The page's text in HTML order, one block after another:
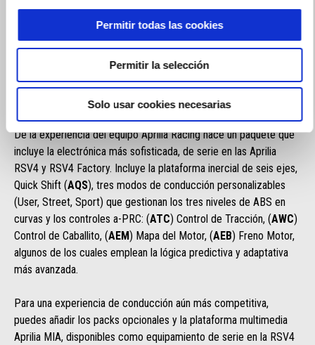
Permitir todas las cookies
Permitir la selección
Solo usar cookies necesarias
disposición. Configura tus paquetes con facilidad: con el
modo “compra in-app” no es necesario acudir al
ELECTRÓNICA ESTÁNDAR
De la experiencia del equipo Aprilia Racing nace un paquete que
incluye la electrónica más sofisticada, de serie en las Aprilia
RSV4 y RSV4 Factory. Incluye la plataforma inercial de seis ejes,
Quick Shift (AQS), tres modos de conducción personalizables
(User, Street, Sport) que gestionan los tres niveles de ABS en
curvas y los controles a-PRC: (ATC) Control de Tracción, (AWC)
Control de Caballito, (AEM ) Mapa del Motor, (AEB) Freno Motor,
algunos de los cuales emplean la lógica predictiva y adaptativa
más avanzada.
Para una experiencia de conducción aún más competitiva,
puedes añadir los packs opcionales y la plataforma multimedia
Aprilia MIA, disponibles como equipamiento de serie en la RSV4